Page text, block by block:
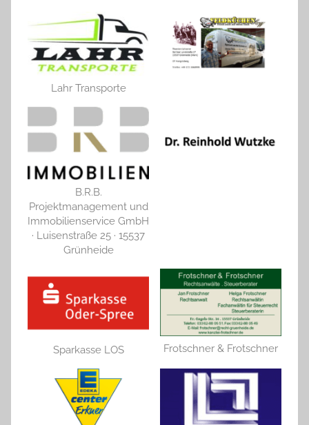
Lahr Transporte
B.R.B.
Projektmanagement und
Immobilienservice GmbH
· Luisenstraße 25 · 15537
Grünheide
Sparkasse LOS Frotschner & Frotschner